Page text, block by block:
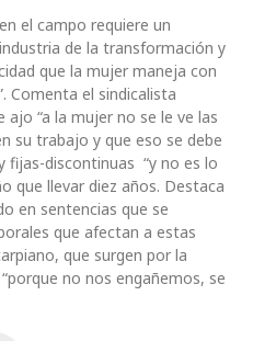
el campo requiere un
de la transformación y
que la mujer maneja con
Comenta el sindicalista
ajo “a la mujer no se le ve las
su trabajo y que eso se debe
fijas-discontinuas “y no es lo
que llevar diez años. Destaca
en sentencias que se
que afectan a estas
que surgen por la
no nos engañemos, se